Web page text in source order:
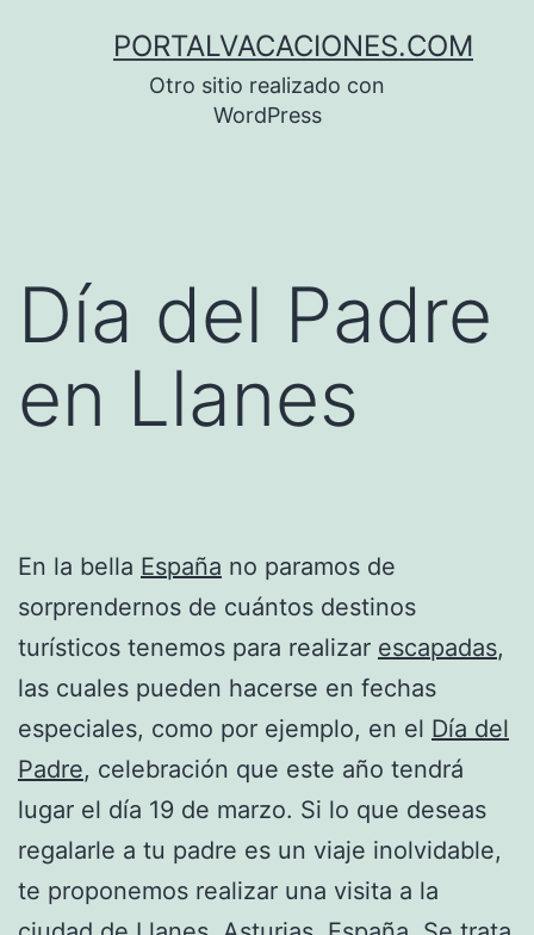
PORTALVACACIONES.COM
Otro sitio realizado con
WordPress
Día del Padre
en Llanes
En la bella España no paramos de
sorprendernos de cuántos destinos
turísticos tenemos para realizar escapadas,
las cuales pueden hacerse en fechas
especiales, como por ejemplo, en el Día del
Padre, celebración que este año tendrá
lugar el día 19 de marzo. Si lo que deseas
regalarle a tu padre es un viaje inolvidable,
te proponemos realizar una visita a la